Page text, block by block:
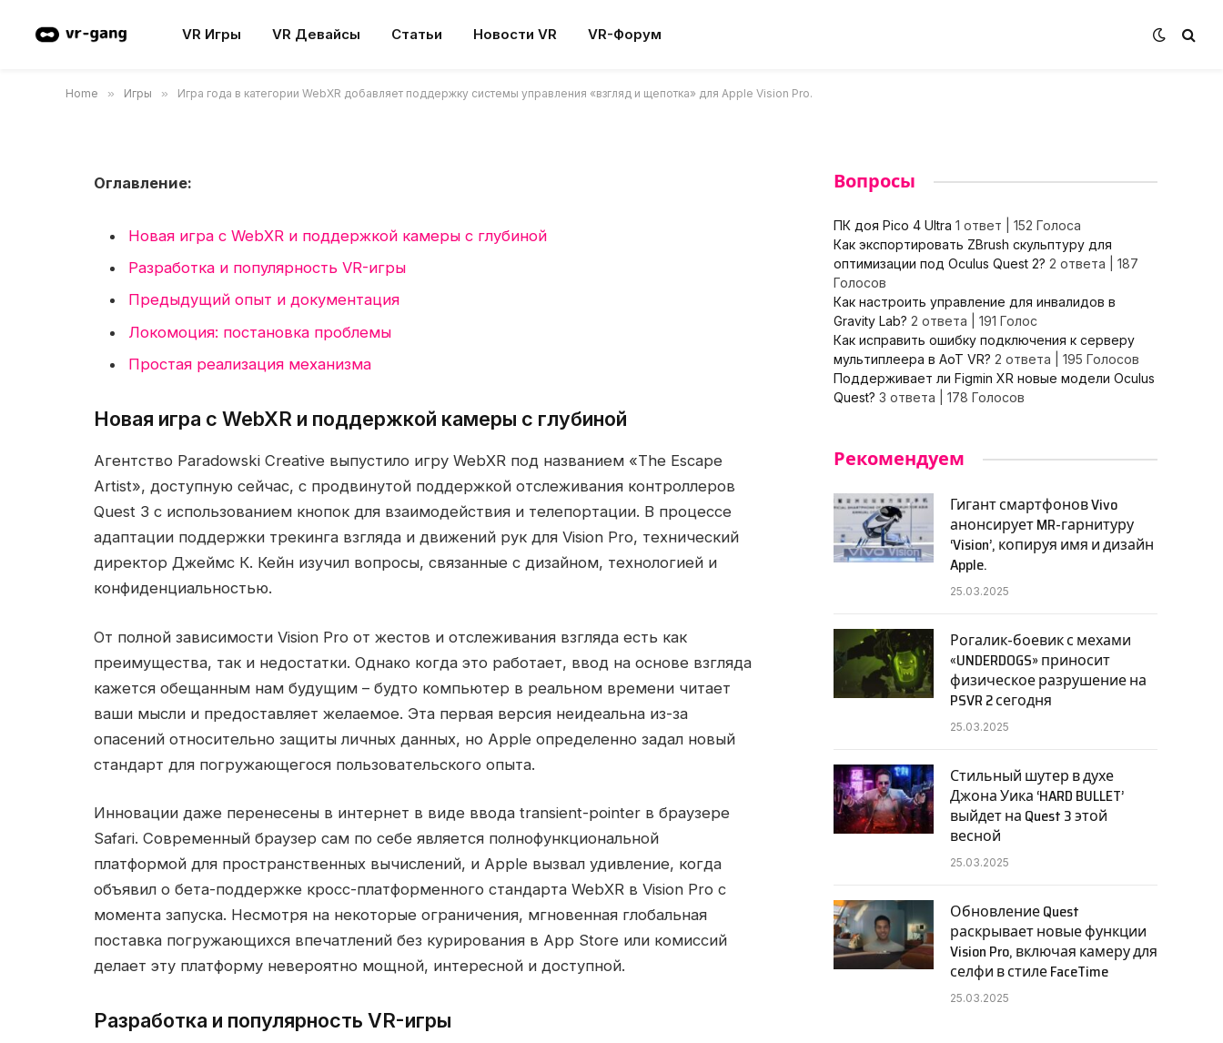
VR Игры VR Девайсы Статьи Новости VR VR-Форум
Home » Игры » Игра года в категории WebXR добавляет поддержку системы управления «взгляд и щепотка» для Apple Vision Pro.
щепотка» для Apple Vision Pro.
09.05.2024 Updated: 24.09.2024 Комментариев нет 5 Mins Read
Оглавление:
Новая игра с WebXR и поддержкой камеры с глубиной
Разработка и популярность VR-игры
Предыдущий опыт и документация
Локомоция: постановка проблемы
Простая реализация механизма
Новая игра с WebXR и поддержкой камеры с глубиной
Агентство Paradowski Creative выпустило игру WebXR под названием «The Escape
Artist», доступную сейчас, с продвинутой поддержкой отслеживания контроллеров
Quest 3 с использованием кнопок для взаимодействия и телепортации. В процессе
адаптации поддержки трекинга взгляда и движений рук для Vision Pro, технический
директор Джеймс К. Кейн изучил вопросы, связанные с дизайном, технологией и
конфиденциальностью.
От полной зависимости Vision Pro от жестов и отслеживания взгляда есть как
преимущества, так и недостатки. Однако когда это работает, ввод на основе взгляда
кажется обещанным нам будущим – будто компьютер в реальном времени читает
ваши мысли и предоставляет желаемое. Эта первая версия неидеальна из-за
опасений относительно защиты личных данных, но Apple определенно задал новый
стандарт для погружающегося пользовательского опыта.
Инновации даже перенесены в интернет в виде ввода transient-pointer в браузере
Safari. Современный браузер сам по себе является полнофункциональной
платформой для пространственных вычислений, и Apple вызвал удивление, когда
объявил о бета-поддержке кросс-платформенного стандарта WebXR в Vision Pro с
момента запуска. Несмотря на некоторые ограничения, мгновенная глобальная
поставка погружающихся впечатлений без курирования в App Store или комиссий
делает эту платформу невероятно мощной, интересной и доступной.
Разработка и популярность VR-игры
Вопросы
ПК доя Pico 4 Ultra 1 ответ
152 Голоса
Как экспортировать ZBrush скульптуру для
оптимизации под Oculus Quest 2? 2 ответа
187
Голосов
Как настроить управление для инвалидов в
Gravity Lab? 2 ответа
191 Голос
Как исправить ошибку подключения к серверу
мультиплеера в AoT VR? 2 ответа
195 Голосов
Поддерживает ли Figmin XR новые модели Oculus
Quest? 3 ответа 178 Голосов
Рекомендуем
Гигант смартфонов Vivo
анонсирует MR-гарнитуру
‘Vision’, копируя имя и дизайн
Apple.
25.03.2025
Рогалик-боевик с мехами
«UNDERDOGS» приносит
физическое разрушение на
PSVR 2 сегодня
25.03.2025
Стильный шутер в духе
Джона Уика ‘HARD BULLET’
выйдет на Quest 3 этой
весной
25.03.2025
Обновление Quest
раскрывает новые функции
Vision Pro, включая камеру для
селфи в стиле FaceTime
25.03.2025